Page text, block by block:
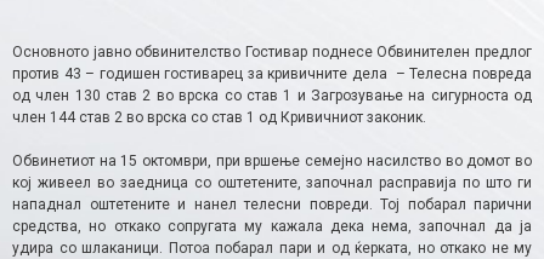
Основното јавно обвинителство Гостивар поднесе Обвинителен предлог
против 43 – годишен гостиварец за кривичните дела – Телесна повреда
од член 130 став 2 во врска со став 1 и Загрозување на сигурноста од
член 144 став 2 во врска со став 1 од Кривичниот законик.
Обвинетиот на 15 октомври, при вршење семејно насилство во домот во
кој живеел во заедница со оштетените, започнал расправија по што ги
нападнал оштетените и нанел телесни повреди. Тој побарал парични
средства, но откако сопругата му кажала дека нема, започнал да ја
удира со шлаканици. Потоа побарал пари и од ќерката, но откако не му